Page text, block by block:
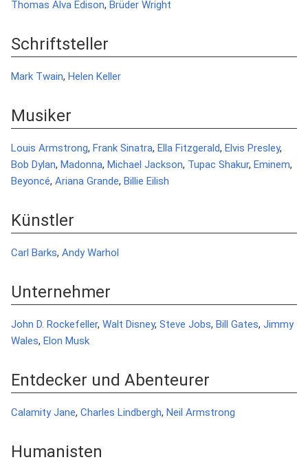
Thomas Alva Edison, Brüder Wright
Schriftsteller
Mark Twain, Helen Keller
Musiker
Louis Armstrong, Frank Sinatra, Ella Fitzgerald, Elvis Presley,
Bob Dylan, Madonna, Michael Jackson, Tupac Shakur, Eminem,
Beyoncé, Ariana Grande, Billie Eilish
Künstler
Carl Barks, Andy Warhol
Unternehmer
John D. Rockefeller, Walt Disney, Steve Jobs, Bill Gates, Jimmy
Wales, Elon Musk
Entdecker und Abenteurer
Calamity Jane, Charles Lindbergh, Neil Armstrong
Humanisten